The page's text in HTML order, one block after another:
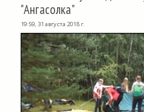
"Ангасолка"
19:59, 31 августа 2018 г.